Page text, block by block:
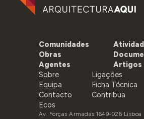
Comunidades
Obras
Agentes
Artigos
Sobre
Equipa
Contacto
Ecos
Ligações
Ficha Técnica
Contribua
Av. Forças Armadas 1649-026 Lisboa